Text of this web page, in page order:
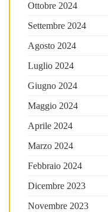
Ottobre 2024
Settembre 2024
Agosto 2024
Luglio 2024
Giugno 2024
Maggio 2024
Aprile 2024
Marzo 2024
Febbraio 2024
Dicembre 2023
Novembre 2023